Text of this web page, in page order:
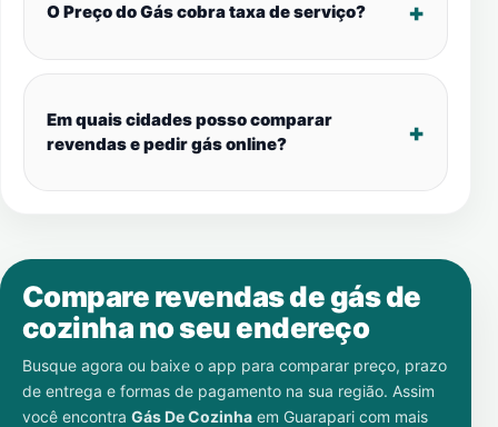
O Preço do Gás cobra taxa de serviço?
Em quais cidades posso comparar
revendas e pedir gás online?
Compare revendas de gás de
cozinha no seu endereço
Busque agora ou baixe o app para comparar preço, prazo
de entrega e formas de pagamento na sua região. Assim
você encontra Gás De Cozinha em Guarapari com mais